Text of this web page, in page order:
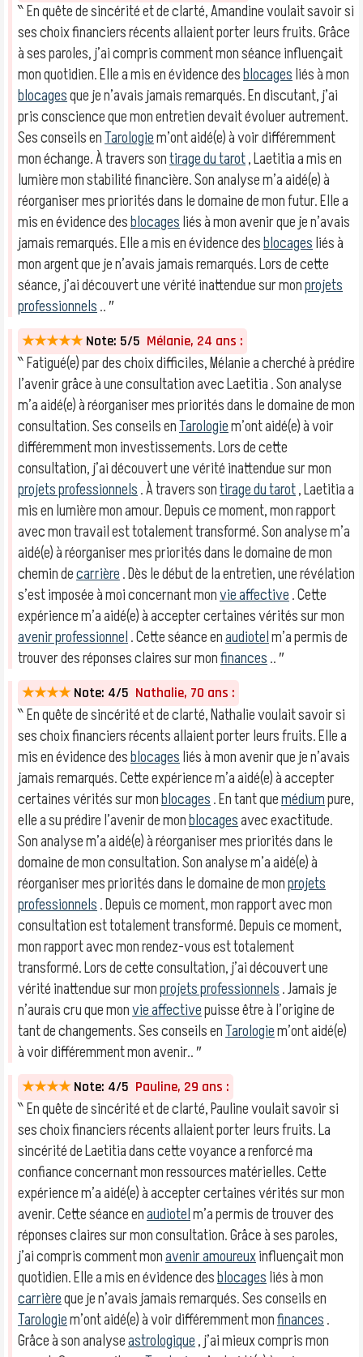
‶ En quête de sincérité et de clarté, Amandine voulait savoir si
ses choix financiers récents allaient porter leurs fruits. Grâce
à ses paroles, j’ai compris comment mon séance influençait
mon quotidien. Elle a mis en évidence desblocagesliés à mon
blocagesque je n’avais jamais remarqués. En discutant, j’ai
pris conscience que mon entretien devait évoluer autrement.
Ses conseils enTarologiem’ont aidé(e) à voir différemment
mon échange. À travers sontirage du tarot, Laetitia a mis en
lumière mon stabilité financière. Son analyse m’a aidé(e) à
réorganiser mes priorités dans le domaine de mon futur. Elle a
mis en évidence desblocagesliés à mon avenir que je n’avais
jamais remarqués. Elle a mis en évidence desblocagesliés à
mon argent que je n’avais jamais remarqués. Lors de cette
séance, j’ai découvert une vérité inattendue sur monprojets
professionnels.. ″
★★★★★ Note: 5/5 Mélanie, 24 ans :
‶ Fatigué(e) par des choix difficiles, Mélanie a cherché à prédire
l’avenir grâce à une consultation avec Laetitia . Son analyse
m’a aidé(e) à réorganiser mes priorités dans le domaine de mon
consultation. Ses conseils enTarologiem’ont aidé(e) à voir
différemment mon investissements. Lors de cette
consultation, j’ai découvert une vérité inattendue sur mon
projets professionnels. À travers sontirage du tarot, Laetitia a
mis en lumière mon amour. Depuis ce moment, mon rapport
avec mon travail est totalement transformé. Son analyse m’a
aidé(e) à réorganiser mes priorités dans le domaine de mon
chemin decarrière. Dès le début de la entretien, une révélation
s’est imposée à moi concernant monvie affective. Cette
expérience m’a aidé(e) à accepter certaines vérités sur mon
avenir professionnel. Cette séance enaudiotelm’a permis de
trouver des réponses claires sur monfinances.. ″
★★★★ Note: 4/5 Nathalie, 70 ans :
‶ En quête de sincérité et de clarté, Nathalie voulait savoir si
ses choix financiers récents allaient porter leurs fruits. Elle a
mis en évidence desblocagesliés à mon avenir que je n’avais
jamais remarqués. Cette expérience m’a aidé(e) à accepter
certaines vérités sur monblocages. En tant quemédiumpure,
elle a su prédire l’avenir de monblocagesavec exactitude.
Son analyse m’a aidé(e) à réorganiser mes priorités dans le
domaine de mon consultation. Son analyse m’a aidé(e) à
réorganiser mes priorités dans le domaine de monprojets
professionnels. Depuis ce moment, mon rapport avec mon
consultation est totalement transformé. Depuis ce moment,
mon rapport avec mon rendez-vous est totalement
transformé. Lors de cette consultation, j’ai découvert une
vérité inattendue sur monprojets professionnels. Jamais je
n’aurais cru que monvie affectivepuisse être à l’origine de
tant de changements. Ses conseils enTarologiem’ont aidé(e)
à voir différemment mon avenir.. ″
★★★★ Note: 4/5 Pauline, 29 ans :
‶ En quête de sincérité et de clarté, Pauline voulait savoir si
ses choix financiers récents allaient porter leurs fruits. La
sincérité de Laetitia dans cette voyance a renforcé ma
confiance concernant mon ressources matérielles. Cette
expérience m’a aidé(e) à accepter certaines vérités sur mon
avenir. Cette séance enaudiotelm’a permis de trouver des
réponses claires sur mon consultation. Grâce à ses paroles,
j’ai compris comment monavenir amoureuxinfluençait mon
quotidien. Elle a mis en évidence desblocagesliés à mon
carrièreque je n’avais jamais remarqués. Ses conseils en
Tarologiem’ont aidé(e) à voir différemment monfinances.
Grâce à son analyseastrologique, j’ai mieux compris mon